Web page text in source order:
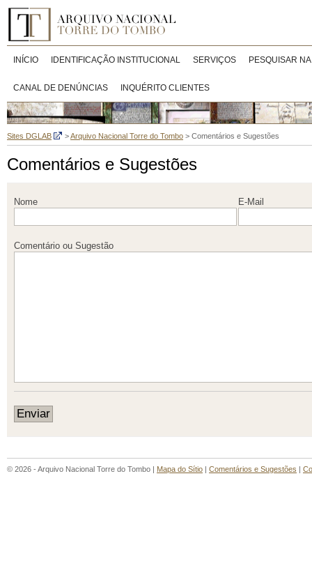
INÍCIO IDENTIFICAÇÃO INSTITUCIONAL SERVIÇOS PESQUISAR
CANAL DE DENÚNCIAS INQUÉRITO CLIENTES
Sites DGLAB >Arquivo Nacional Torre do Tombo > Comentários e Sugestões
Comentários e Sugestões
Nome E-Mail
Comentário ou Sugestão
© 2026 - Arquivo Nacional Torre do Tombo | Mapa do Sítio | Comentários e Sugestões |